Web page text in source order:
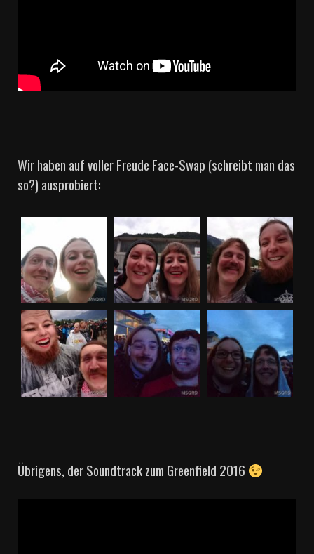
Wir haben auf voller Freude Face-Swap (schreibt man das
so?) ausprobiert:
Übrigens, der Soundtrack zum Greenfield 2016